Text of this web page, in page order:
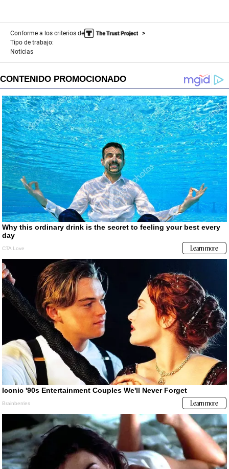
Conforme a los criterios de
Tipo de trabajo:
Noticias